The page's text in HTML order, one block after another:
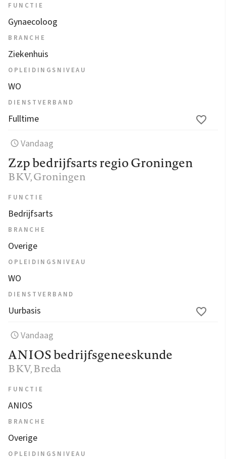
FUNCTIE
Gynaecoloog
BRANCHE
Ziekenhuis
OPLEIDINGSNIVEAU
WO
DIENSTVERBAND
Fulltime
Vandaag
Zzp bedrijfsarts regio Groningen
BKV, Groningen
FUNCTIE
Bedrijfsarts
BRANCHE
Overige
OPLEIDINGSNIVEAU
WO
DIENSTVERBAND
Uurbasis
Vandaag
ANIOS bedrijfsgeneeskunde
BKV, Breda
FUNCTIE
ANIOS
BRANCHE
Overige
OPLEIDINGSNIVEAU